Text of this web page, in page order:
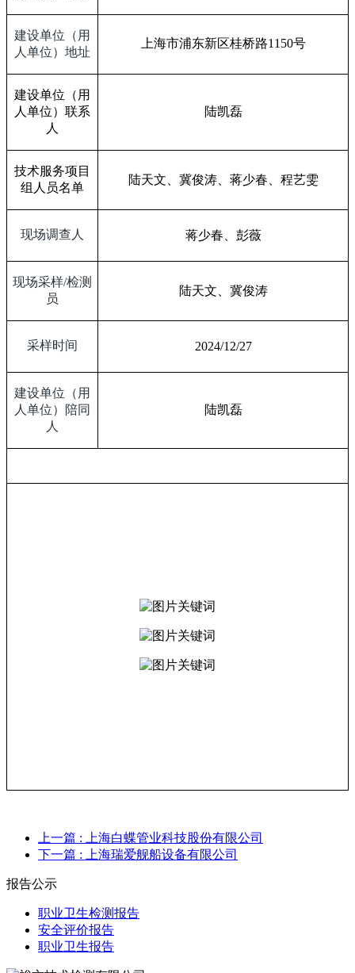
建设单位（用
人单位）地址
上海市浦东新区桂桥路1150号
建设单位（用
人单位）联系
人
陆凯磊
技术服务项目
组人员名单
陆天文、冀俊涛、蒋少春、程艺雯
现场调查人 蒋少春、彭薇
现场采样/检测
员
陆天文、冀俊涛
采样时间 2024/12/27
建设单位（用
人单位）陪同
人
陆凯磊
上一篇 : 上海白蝶管业科技股份有限公司
下一篇 : 上海瑞爱舰船设备有限公司
报告公示
职业卫生检测报告
安全评价报告
职业卫生报告